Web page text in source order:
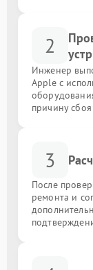
2
Инженер
Apple с
причину
3
После
ремонта и